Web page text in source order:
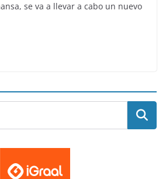
se va a llevar a cabo un nuevo